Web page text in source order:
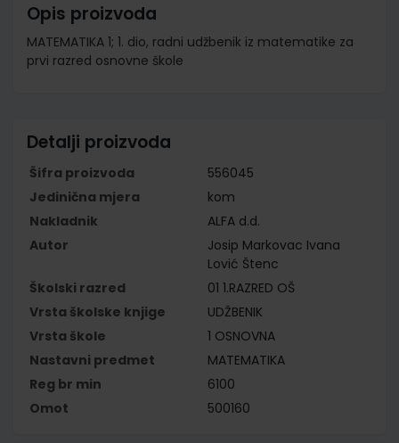
Opis proizvoda
MATEMATIKA 1; 1. dio, radni udžbenik iz matematike za
prvi razred osnovne škole
Detalji proizvoda
Šifra proizvoda
556045
Jedinična mjera
kom
Nakladnik
ALFA d.d.
Autor
Josip Markovac Ivana
Lović Štenc
Školski razred
01 1.RAZRED OŠ
Vrsta školske knjige
UDŽBENIK
Vrsta škole
1 OSNOVNA
Nastavni predmet
MATEMATIKA
Reg br min
6100
Omot
500160